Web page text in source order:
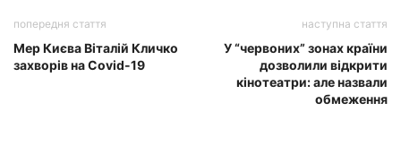
попередня стаття
Мер Києва Віталій Кличко
захворів на Covid-19
наступна стаття
У “червоних” зонах країни
дозволили відкрити
кінотеатри: але назвали
обмеження